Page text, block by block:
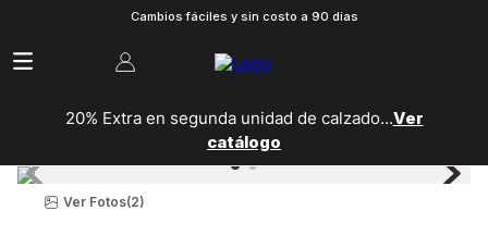
Cambios fáciles y sin costo a 90 días
20% Extra en segunda unidad de calzado...Ver
catálogo
Ver Fotos(2)